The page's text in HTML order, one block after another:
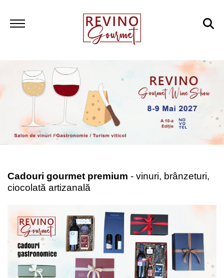
Cadouri gourmet premium - vinuri, brânzeturi,
ciocolată artizanală